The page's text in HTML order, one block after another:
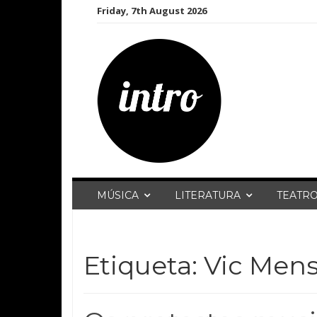
Friday, 7th August 2026
MÚSICA LITERATURA TEATRO
Etiqueta: Vic